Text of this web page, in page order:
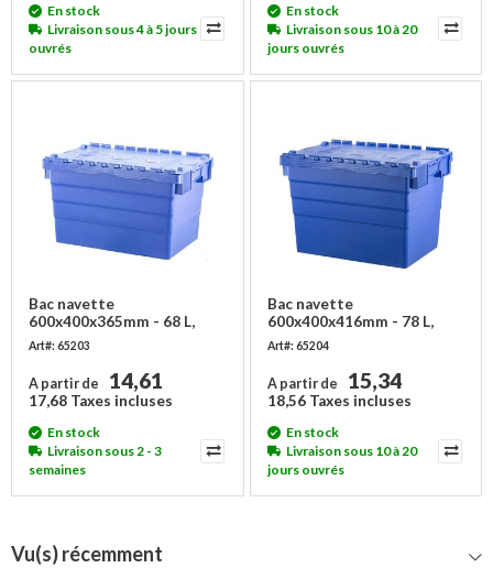
En stock
Livraison sous 4 à 5 jours
ouvrés
En stock
Livraison sous 10 à 20
jours ouvrés
Bac navette
600x400x365mm - 68 L,
emboîtable
Art#: 65203
A partir de 14,61
17,68 Taxes incluses
En stock
Livraison sous 2 - 3
semaines
Bac navette
600x400x416mm - 78 L,
emboîtable
Art#: 65204
A partir de 15,34
18,56 Taxes incluses
En stock
Livraison sous 10 à 20
jours ouvrés
Vu(s) récemment